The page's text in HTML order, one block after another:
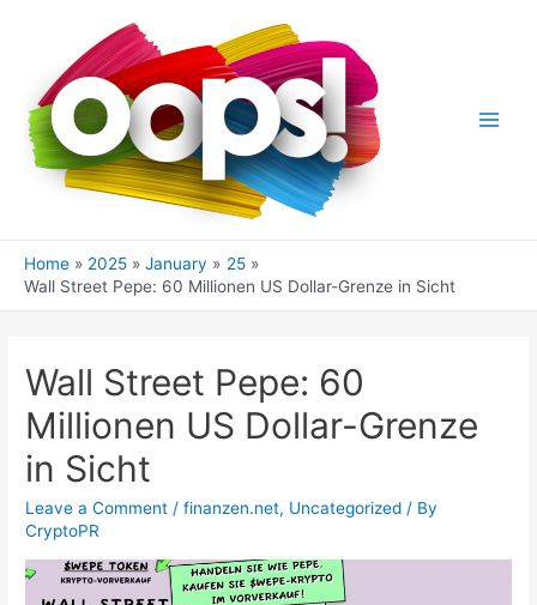
Home 2025 January
25
Wall Street Pepe: 60 Millionen US Dollar-Grenze in Sicht
Wall Street Pepe: 60
Millionen US Dollar-Grenze
in Sicht
Leave a Comment /finanzen.net, Uncategorized / By
CryptoPR